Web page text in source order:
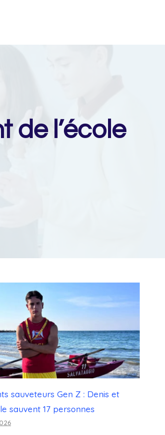
de l’école
sauveteurs Gen Z : Denis et
sauvent 17 personnes